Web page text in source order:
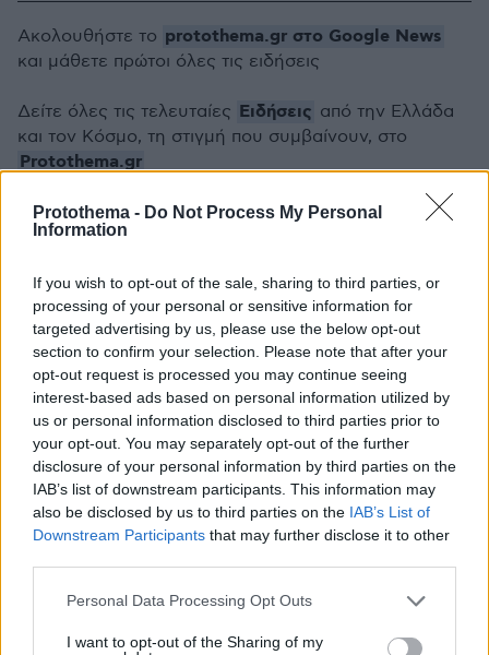
Protothema - Do Not Process My Personal
Information
If you wish to opt-out of the sale, sharing to third parties, or
processing of your personal or sensitive information for
targeted advertising by us, please use the below opt-out
section to confirm your selection. Please note that after your
opt-out request is processed you may continue seeing
interest-based ads based on personal information utilized by
us or personal information disclosed to third parties prior to
your opt-out. You may separately opt-out of the further
disclosure of your personal information by third parties on the
IAB’s list of downstream participants. This information may
also be disclosed by us to third parties on the IAB’s List of
Downstream Participants that may further disclose it to other
Please note that this website/app uses one or more Google
not limited to your visit or usage behaviour. You may click to
Personal Data Processing Opt Outs
I want to opt-out of the Sharing of my
Σχετικά Άρθρα
Ακολουθήστε το protothema.gr στο Google News
και μάθετε πρώτοι όλες τις ειδήσεις
Δείτε όλες τις τελευταίες Ειδήσεις από την Ελλάδα
και τον Κόσμο, τη στιγμή που συμβαίνουν, στο
Protothema.gr